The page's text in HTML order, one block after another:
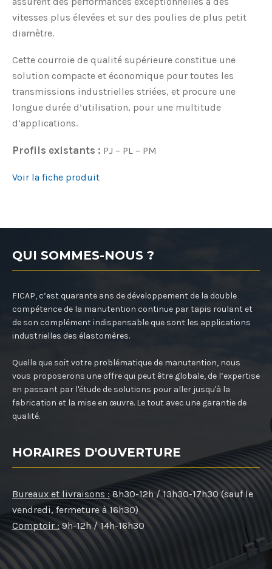
vitesses plus élevées et sur des poulies de plus petit
diamètre.
Cette courroie de qualité supérieure constitue une
solution compacte et économique pour toutes les
transmissions industrielles striées, et procure une
longue durée d’utilisation, pour une multitude
d’applications.
Profils existants : PJ – PL – PM
Voir la fiche produit
QUI SOMMES-NOUS ?
FICAP, c’est quarante ans de développement de la double
compétence de la manutention continue par tapis roulant et
de son complément indispensable que sont les applications
industrielles des élastomères.
Quelle que soit votre problématique de manutention, nous
vous proposerons une offre qui peut être globale, de l’expertise
en passant par l'étude de solutions pour aller jusqu'à la
fabrication et la mise en œuvre. Le tout avec une garantie de
qualité.
HORAIRES D'OUVERTURE
Bureaux et livraisons : 8h30-12h / 13h30-17h30 (sauf le
vendredi, fermeture à 16h30)
Comptoir : 9h-12h / 14h-16h30